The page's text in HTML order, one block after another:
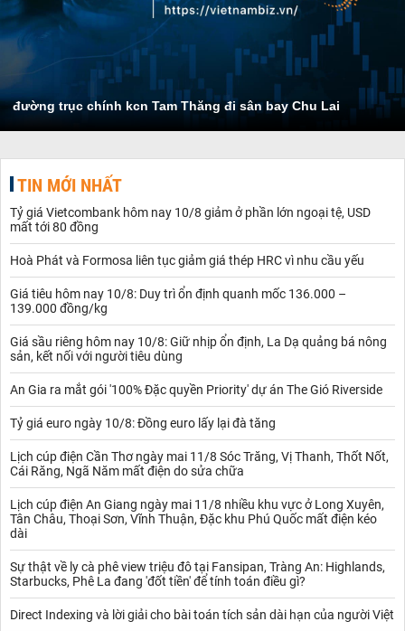
đường trục chính kcn Tam Thăng đi sân bay Chu Lai
TIN MỚI NHẤT
Tỷ giá Vietcombank hôm nay 10/8 giảm ở phần lớn ngoại tệ, USD
mất tới 80 đồng
Hoà Phát và Formosa liên tục giảm giá thép HRC vì nhu cầu yếu
Giá tiêu hôm nay 10/8: Duy trì ổn định quanh mốc 136.000 –
139.000 đồng/kg
Giá sầu riêng hôm nay 10/8: Giữ nhịp ổn định, La Dạ quảng bá nông
sản, kết nối với người tiêu dùng
An Gia ra mắt gói '100% Đặc quyền Priority' dự án The Gió Riverside
Tỷ giá euro ngày 10/8: Đồng euro lấy lại đà tăng
Lịch cúp điện Cần Thơ ngày mai 11/8 Sóc Trăng, Vị Thanh, Thốt Nốt,
Cái Răng, Ngã Năm mất điện do sửa chữa
Lịch cúp điện An Giang ngày mai 11/8 nhiều khu vực ở Long Xuyên,
Tân Châu, Thoại Sơn, Vĩnh Thuận, Đặc khu Phú Quốc mất điện kéo
dài
Sự thật về ly cà phê view triệu đô tại Fansipan, Tràng An: Highlands,
Starbucks, Phê La đang 'đốt tiền' để tính toán điều gì?
Direct Indexing và lời giải cho bài toán tích sản dài hạn của người Việt